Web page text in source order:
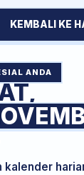
KEMBALI KE
ANDA
kalender